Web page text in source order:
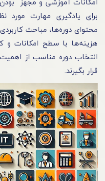
امکانات آموزشی و مجهز بودن
برای یادگیری مهارت مورد
محتوای دوره‌ها، مباحث
هزینه‌ها با سطح امکانات
انتخاب دوره مناسب از اهمیت
قرار بگیرند.